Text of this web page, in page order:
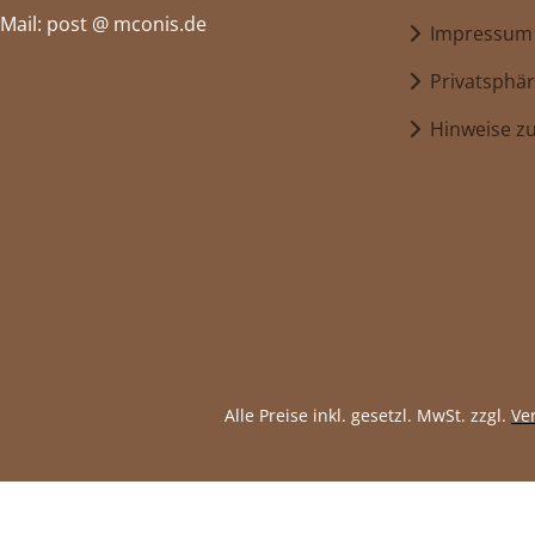
Mail: post @ mconis.de
Impressum
Hinweise
Alle Preise inkl. gesetzl. MwSt. zzgl.